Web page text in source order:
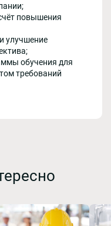
повышения
улучшение
обучения для
требований